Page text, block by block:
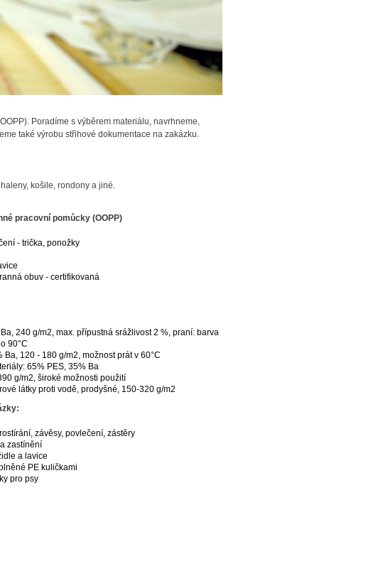
Poradíme s výběrem materiálu, navrhneme,
také výrobu střihové dokumentace na zakázku.
košile, rondony a jiné.
pracovní pomůcky (OOPP)
- trička, ponožky
obuv - certifikovaná
240 g/m2, max. přípustná srážlivost 2 %, praní: barva
90°C
Ba, 120 - 180 g/m2, možnost prát v 60°C
65% PES, 35% Ba
g/m2, široké možnosti použití
látky proti vodě, prodyšné, 150-320 g/m2
závěsy, povlečení, zástěry
zastínění
a lavice
PE kuličkami
pro psy